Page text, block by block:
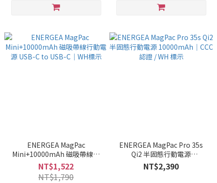
ENERGEA MagPac
Mini+10000mAh 磁吸帶線行
動電源 USB-C to USB-C｜WH
標示
NT$1,522
NT$1,790
ENERGEA MagPac Pro 35s
Qi2 半固態行動電源
10000mAh｜CCC 認證 / WH 標
示
NT$2,390